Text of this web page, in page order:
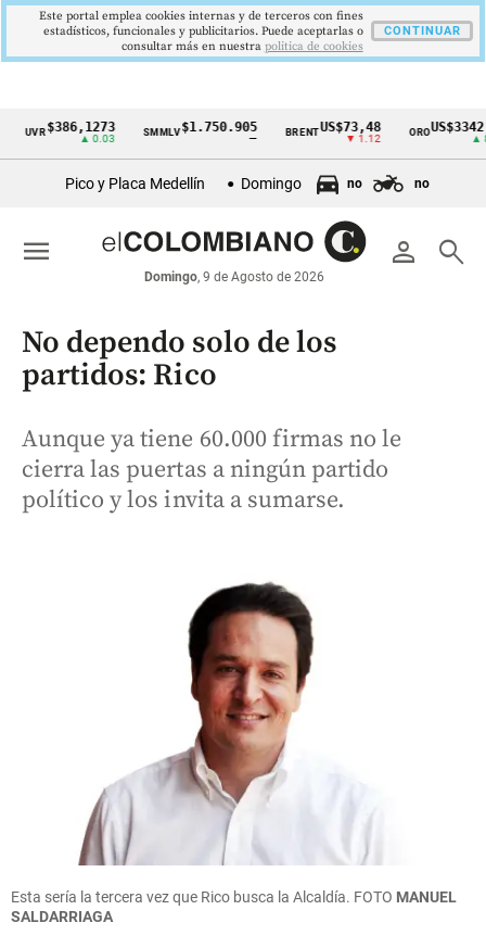
Cintillo
económicos
Colombia
$386,1273
▲ 0.03
SMMLV$1.750.905 BRENT US$73,48
▼ 1.12
ORO US$3342,60
Pico y Placa Medellín Domingo no no
person search
Domingo, 9 de Agosto de 2026
menu
No dependo solo de los
partidos: Rico
Aunque ya tiene 60.000 firmas no le
cierra las puertas a ningún partido
político y los invita a sumarse.
Esta sería la tercera vez que Rico busca la Alcaldía. FOTO MANUEL
SALDARRIAGA
Este portal emplea cookies internas y de terceros con fines
estadísticos, funcionales y publicitarios. Puede aceptarlas o
consultar más en nuestra politica de cookies
CONTINUAR